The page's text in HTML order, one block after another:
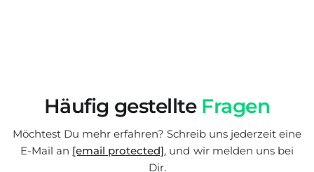
Häufig gestellte Fragen
Möchtest Du mehr erfahren? Schreib uns jederzeit eine
E-Mail an [email protected], und wir melden uns bei
Dir.